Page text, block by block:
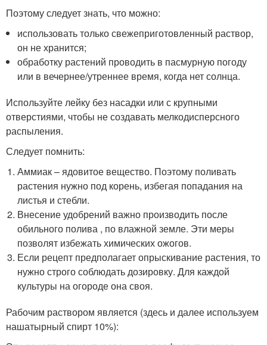
Поэтому следует знать, что можно:
использовать только свежеприготовленный раствор,
он не хранится;
обработку растений проводить в пасмурную погоду
или в вечернее/утреннее время, когда нет солнца.
Используйте лейку без насадки или с крупными
отверстиями, чтобы не создавать мелкодисперсного
распыления.
Следует помнить:
Аммиак – ядовитое вещество. Поэтому поливать
растения нужно под корень, избегая попадания на
листья и стебли.
Внесение удобрений важно производить после
обильного полива , по влажной земле. Эти меры
позволят избежать химических ожогов.
Если рецепт предполагает опрыскивание растения, то
нужно строго соблюдать дозировку. Для каждой
культуры на огороде она своя.
Рабочим раствором является (здесь и далее используем
нашатырный спирт 10%):